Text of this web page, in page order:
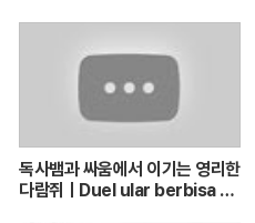
독사뱀과 싸움에서 이기는 영리한
다람쥐ㅣDuel ular berbisa da